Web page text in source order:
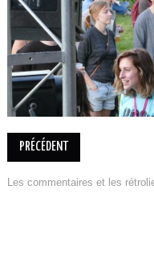
PRÉCÉDENT
Les commentaires et les